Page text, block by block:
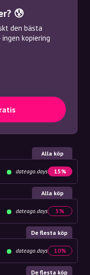
😰
den bästa
kopiering
Alla köp
dateago.days 15%
Alla köp
dateago.days 5%
De flesta köp
dateago.days 10%
De flesta köp